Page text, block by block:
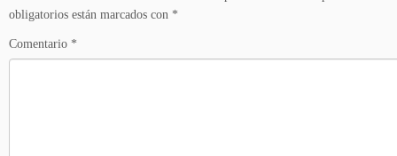
obligatorios están marcados con *
Comentario *